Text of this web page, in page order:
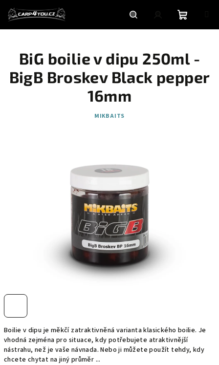
obsah
HledatPřihlášeníNákupní
košík
Boilie v dipu je měkčí zatraktivněná varianta klasického boilie. Je
vhodná zejména pro situace, kdy potřebujete atraktivnější
nástrahu, než je vaše návnada. Nebo ji můžete použít tehdy, kdy
chcete chytat na jiný průměr ...
BiG boilie v dipu 250ml -
BigB Broskev Black pepper
16mm
MIKBAITS